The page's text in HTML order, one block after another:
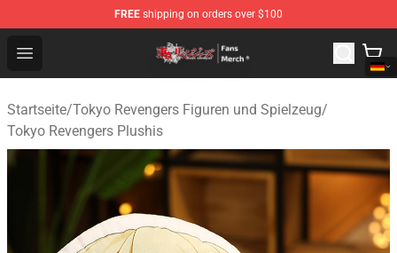
FREE shipping on orders over $100
Open menu
Tokyo Revengers Store - Official Tokyo Revengers
Startseite/Tokyo Revengers Figuren und Spielzeug/
Tokyo Revengers Plushis